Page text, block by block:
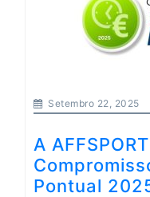
Setembro 22, 2025
A
Pontual